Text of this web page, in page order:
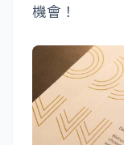
機會！